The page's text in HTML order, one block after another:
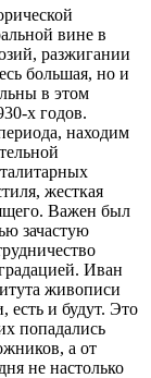
вине в
разжигании
большая, но и
в этом
х годов.
находим
жесткая
Важен был
зачастую
Иван
живописи
и будут. Это
попадались
а от
не настолько